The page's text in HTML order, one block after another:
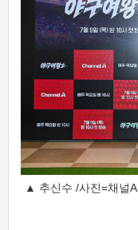
▲ 추신수 /사진=채널A